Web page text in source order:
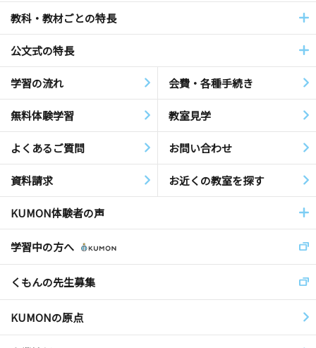
教科・教材ごとの特長
公文式の特長
学習の流れ 会費・各種手続き
無料体験学習 教室見学
よくあるご質問 お問い合わせ
資料請求 お近くの教室を探す
KUMON体験者の声
学習中の方へ
くもんの先生募集
KUMONの原点